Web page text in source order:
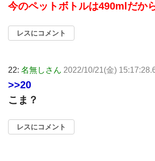
今のペットボトルは490mlだか
レスにコメント
22: 名無しさん 2022/10/21(金)
>>20
こま？
レスにコメント